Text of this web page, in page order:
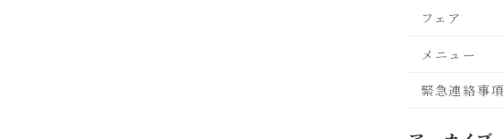
フェア
メニュー
緊急連絡事項